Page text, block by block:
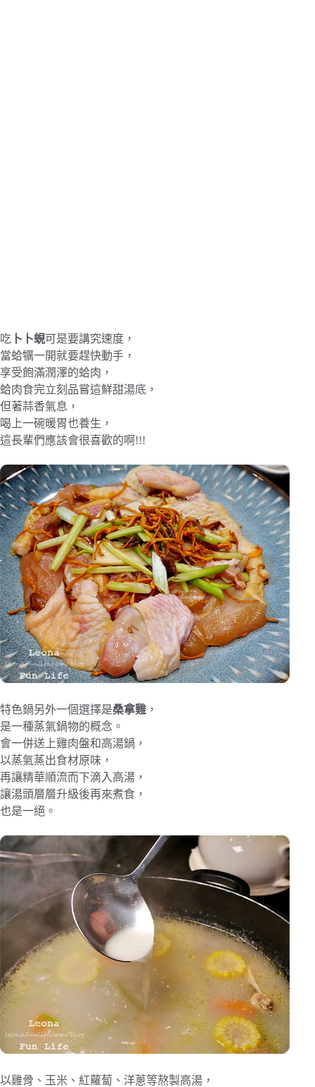
吃 卜卜蜆可是要講究速度，
當蛤犡一開就要趕快動手，
享受飽滿潤澤的蛤肉，
蛤肉食完立刻品嘗這鮮甜湯底，
但著蒜香氣息，
喝上一碗暖胃也養生，
這長輩們應該會很喜歡的啊!!!
特色鍋另外一個選擇是桑拿雞 ，
是一種蒸氣鍋物的概念。
會一併送上雞肉盤和高湯鍋，
以蒸氣蒸出食材原味，
再讓精華順流而下滴入高湯，
讓湯頭層層升級後再來煮食，
也是一絕。
以雞骨、玉米、紅蘿蔔、洋蔥等熬製高湯，